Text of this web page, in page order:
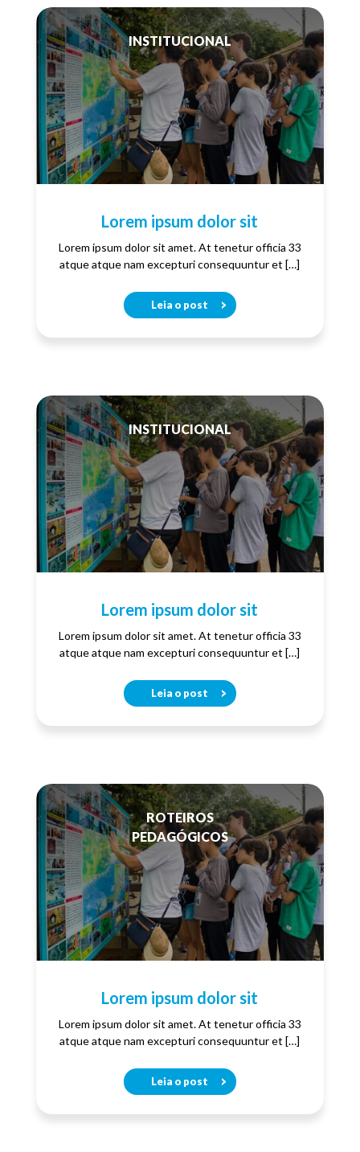
INSTITUCIONAL
Lorem ipsum dolor sit
Lorem ipsum dolor sit amet. At tenetur officia 33
atque atque nam excepturi consequuntur et […]
Leia o post
INSTITUCIONAL
Lorem ipsum dolor sit
Lorem ipsum dolor sit amet. At tenetur officia 33
atque atque nam excepturi consequuntur et […]
Leia o post
ROTEIROS
PEDAGÓGICOS
Lorem ipsum dolor sit
Lorem ipsum dolor sit amet. At tenetur officia 33
atque atque nam excepturi consequuntur et […]
Leia o post